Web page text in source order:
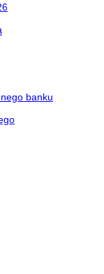
banku